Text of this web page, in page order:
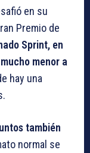
en su
Premio de
Sprint, en
menor a
hay una
también
normal se